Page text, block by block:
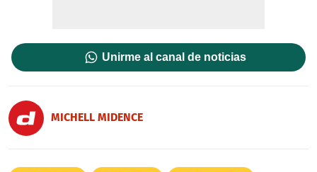
Unirme al canal de noticias
MICHELL MIDENCE